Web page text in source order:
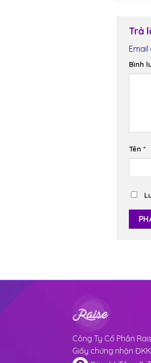
Trả
Bình
Tên *
Công Ty Cổ Phần
Giấy chứng nhận